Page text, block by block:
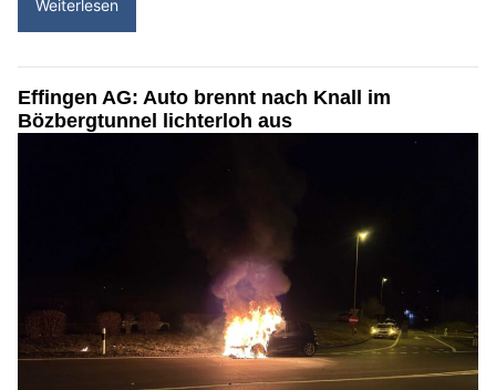
Weiterlesen
Effingen AG: Auto brennt nach Knall im
Bözbergtunnel lichterloh aus